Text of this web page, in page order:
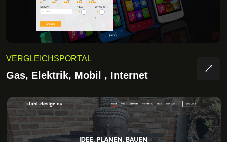
VERGLEICHSPORTAL
Gas, Elektrik, Mobil , Internet